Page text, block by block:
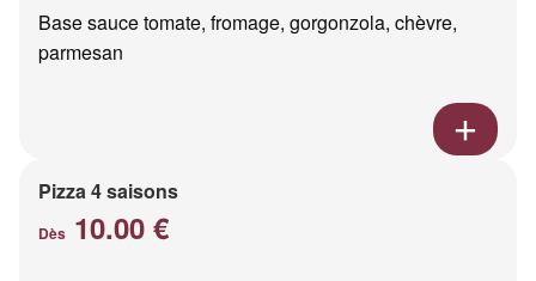
Base sauce tomate, fromage, gorgonzola, chèvre,
parmesan
Pizza 4 saisons
Dès 10.00 €